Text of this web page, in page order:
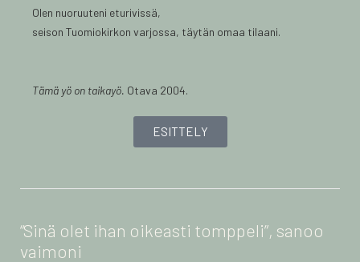
Olen nuoruuteni eturivissä,
seison Tuomiokirkon varjossa, täytän omaa tilaani.
Tämä yö on taikayö. Otava 2004.
ESITTELY
“Sinä olet ihan oikeasti tomppeli”, sanoo
vaimoni